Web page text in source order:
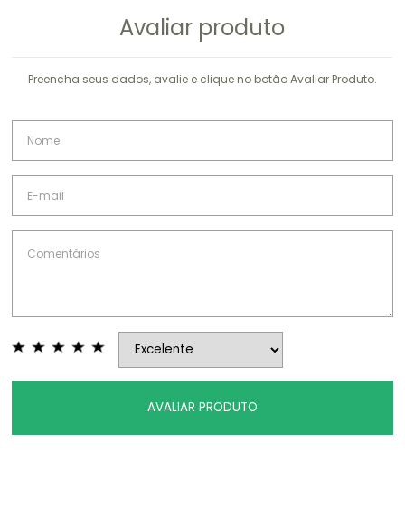
Avaliar produto
Preencha seus dados, avalie e clique no botão Avaliar Produto.
AVALIAR PRODUTO